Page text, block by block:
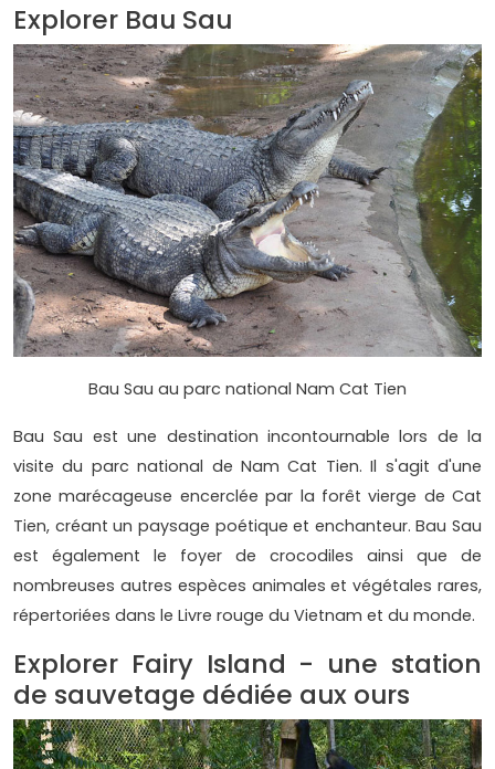
Explorer Bau Sau
Bau Sau au parc national Nam Cat Tien
Bau Sau est une destination incontournable lors de la
visite du parc national de Nam Cat Tien. Il s'agit d'une
zone marécageuse encerclée par la forêt vierge de Cat
Tien, créant un paysage poétique et enchanteur. Bau Sau
est également le foyer de crocodiles ainsi que de
nombreuses autres espèces animales et végétales rares,
répertoriées dans le Livre rouge du Vietnam et du monde.
Explorer Fairy Island - une station
de sauvetage dédiée aux ours